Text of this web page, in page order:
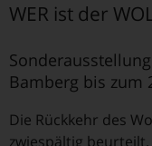
WER ist der
Bamberg bis zum
Die Rückkehr des
zwiespältig